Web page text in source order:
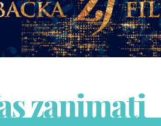
zanimati